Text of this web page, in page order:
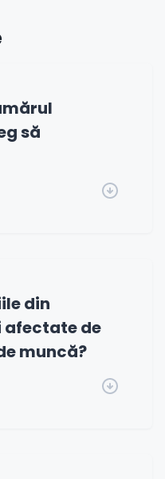
să
din
afectate de
muncă?